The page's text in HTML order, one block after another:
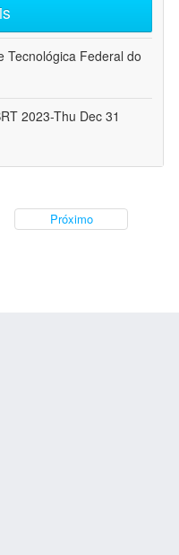
Tecnológica Federal do
2023-Thu Dec 31
Próximo